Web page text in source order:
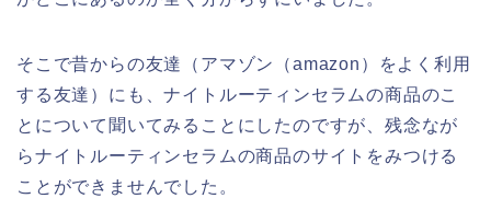
そこで昔からの友達（アマゾン（amazon）をよく利用
する友達）にも、ナイトルーティンセラムの商品のこ
とについて聞いてみることにしたのですが、残念なが
らナイトルーティンセラムの商品のサイトをみつける
ことができませんでした。